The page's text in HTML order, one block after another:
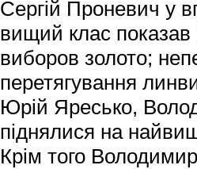
Сергій Проневич у
вищий клас показав
виборов золото;
перетягування
Юрій Яресько,
піднялися на
Крім того